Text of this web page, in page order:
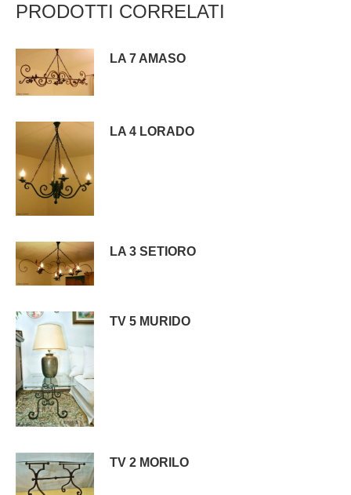
PRODOTTI CORRELATI
LA 7 AMASO
LA 4 LORADO
LA 3 SETIORO
TV 5 MURIDO
TV 2 MORILO